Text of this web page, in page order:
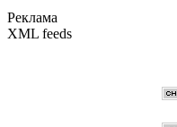
Реклама
XML feeds